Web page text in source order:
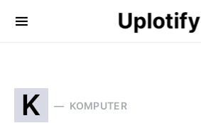
Uplotify
K KOMPUTER